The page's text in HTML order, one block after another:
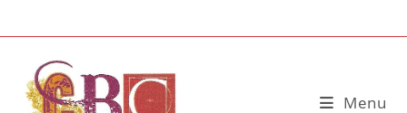
to
Menu